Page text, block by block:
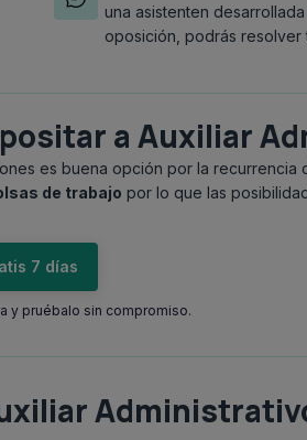
una asistenten
oposición, podrás resolver
a Auxiliar
es buena opción por la recurrencia
de trabajo por lo que las
7 días
y pruébalo sin compromiso.